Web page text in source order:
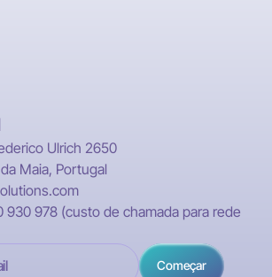
Ulrich 2650
Maia, Portugal
930 978 (custo de chamada para rede